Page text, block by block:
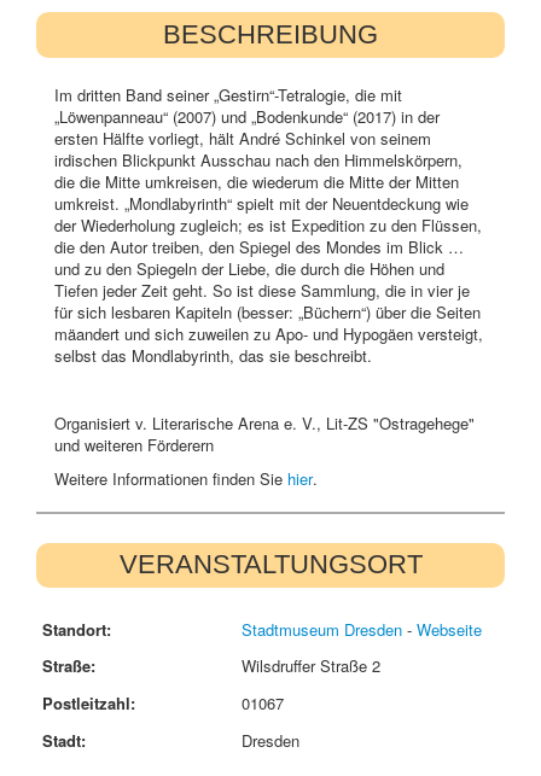
BESCHREIBUNG
Im dritten Band seiner „Gestirn“-Tetralogie, die mit
„Löwenpanneau“ (2007) und „Bodenkunde“ (2017) in der
ersten Hälfte vorliegt, hält André Schinkel von seinem
irdischen Blickpunkt Ausschau nach den Himmelskörpern,
die die Mitte umkreisen, die wiederum die Mitte der Mitten
umkreist. „Mondlabyrinth“ spielt mit der Neuentdeckung wie
der Wiederholung zugleich; es ist Expedition zu den Flüssen,
die den Autor treiben, den Spiegel des Mondes im Blick …
und zu den Spiegeln der Liebe, die durch die Höhen und
Tiefen jeder Zeit geht. So ist diese Sammlung, die in vier je
für sich lesbaren Kapiteln (besser: „Büchern“) über die Seiten
mäandert und sich zuweilen zu Apo- und Hypogäen versteigt,
selbst das Mondlabyrinth, das sie beschreibt.
Organisiert v. Literarische Arena e. V., Lit-ZS "Ostragehege"
und weiteren Förderern
Weitere Informationen finden Sie hier.
VERANSTALTUNGSORT
Standort: Stadtmuseum Dresden - Webseite
Straße:
Wilsdruffer Straße 2
Postleitzahl:
01067
Stadt:
Dresden